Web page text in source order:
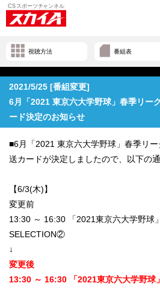
視聴方法 番組表
2021/5/25 [番組変更]
6月「2021 東京六大学野球」春季リー
ード決定のお知らせ
■6月「2021 東京六大学野球」春季リ
送カードが決定しましたので、以下の
【6/3(木)】
変更前
13:30 ～ 16:30 「2021東京六大学野球
SELECTION②
↓
変更後
13:30 ～ 16:30 「2021東京六大学野球